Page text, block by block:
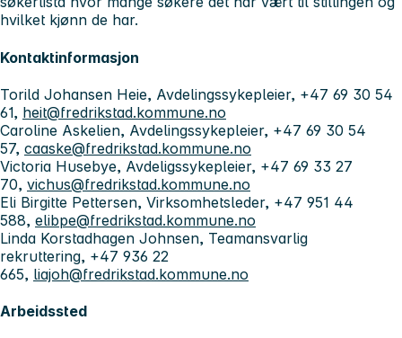
hvilket kjønn de har.
Kontaktinformasjon
Torild Johansen Heie, Avdelingssykepleier, +47 69 30 54
61, heit@fredrikstad.kommune.no
Caroline Askelien, Avdelingssykepleier, +47 69 30 54
57, caaske@fredrikstad.kommune.no
Victoria Husebye, Avdeligssykepleier, +47 69 33 27
70, vichus@fredrikstad.kommune.no
Eli Birgitte Pettersen, Virksomhetsleder, +47 951 44
588, elibpe@fredrikstad.kommune.no
Linda Korstadhagen Johnsen, Teamansvarlig
rekruttering, +47 936 22
665, liajoh@fredrikstad.kommune.no
Arbeidssted